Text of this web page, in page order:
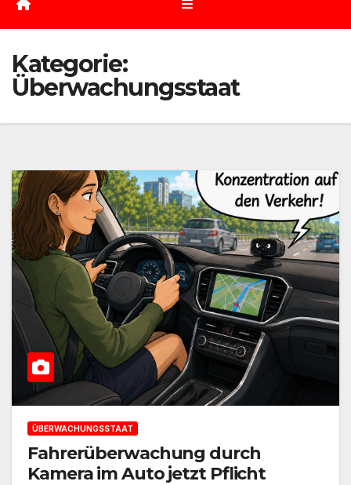
Kategorie:
Überwachungsstaat
ÜBERWACHUNGSSTAAT
Fahrerüberwachung durch
Kamera im Auto jetzt Pflicht